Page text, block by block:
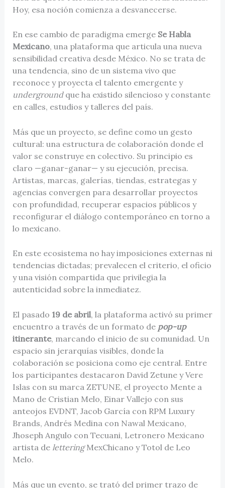
Hoy, esa noción comienza a desvanecerse.
En ese cambio de paradigma emerge Se Habla
Mexicano, una plataforma que articula una nueva
sensibilidad creativa desde México. No se trata de
una tendencia, sino de un sistema vivo que
reconoce y proyecta el talento emergente y
undergroundque ha existido silencioso y constante
en calles, estudios y talleres del país.
Más que un proyecto, se define como un gesto
cultural: una estructura de colaboración donde el
valor se construye en colectivo. Su principio es
claro —ganar-ganar— y su ejecución, precisa.
Artistas, marcas, galerías, tiendas, estrategas y
agencias convergen para desarrollar proyectos
con profundidad, recuperar espacios públicos y
reconfigurar el diálogo contemporáneo en torno a
lo mexicano.
En este ecosistema no hay imposiciones externas ni
tendencias dictadas; prevalecen el criterio, el oficio
y una visión compartida que privilegia la
autenticidad sobre la inmediatez.
El pasado 19 de abril, la plataforma activó su primer
encuentro a través de un formato de pop-up
itinerante, marcando el inicio de su comunidad. Un
espacio sin jerarquías visibles, donde la
colaboración se posiciona como eje central. Entre
los participantes destacaron David Zetune y Vere
Islas con su marca ZETUNE, el proyecto Mente a
Mano de Cristian Melo, Einar Vallejo con sus
anteojos EVDNT, Jacob García con RPM Luxury
Brands, Andrés Medina con Nawal Mexicano,
Jhoseph Angulo con Tecuani, Letronero Mexicano
artista deletteringMexChicano y Totol de Leo
Melo.
Más que un evento, se trató del primer trazo de